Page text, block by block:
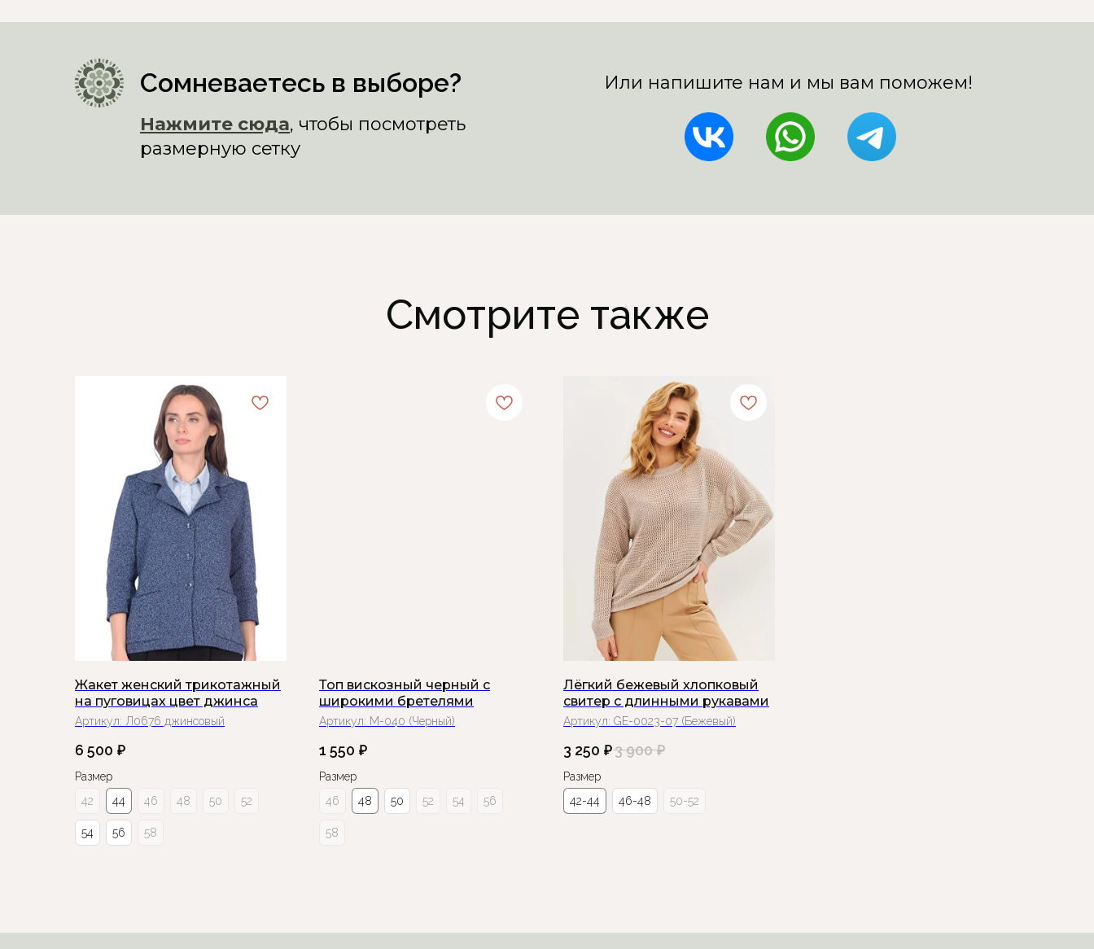
Сомневаетесь в выборе?
Нажмите сюда, чтобы посмотреть
размерную сетку
Или напишите нам и мы вам поможем!
Смотрите также
Жакет женский трикотажный
на пуговицах цвет джинса
Артикул: Л0676 джинсовый
6 500 ₽
Размер
42
44 46 48 50 52
54 56 58
Топ вискозный черный с
широкими бретелями
Артикул: М-040 (Черный)
1 550 ₽
Размер
46
48 50 52 54 56
58
Лёгкий бежевый хлопковый
свитер с длинными рукавами
Артикул: GE-0023-07 (Бежевый)
3 250 ₽3 900 ₽
Размер
42-44
46-48 50-52